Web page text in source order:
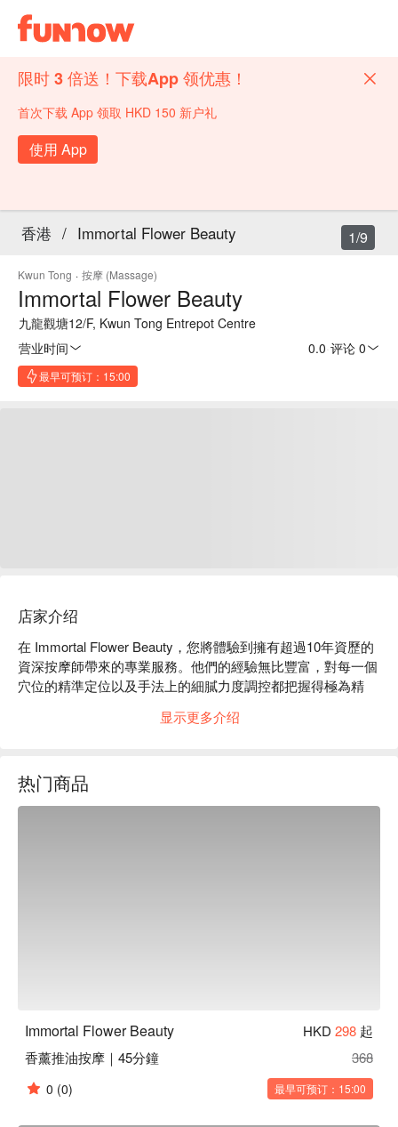
限时 3 倍送！下载App 领优惠！
首次下载 App 领取 HKD 150 新户礼
使用 App
香港 / Immortal Flower Beauty
Kwun Tong · 按摩 (Massage)
Immortal Flower Beauty
九龍觀塘12/F, Kwun Tong Entrepot Centre
营业时间
0.0 评论 0
最早可预订：15:00
1/9
店家介绍
在 Immortal Flower Beauty，您將體驗到擁有超過10年資歷的
資深按摩師帶來的專業服務。他們的經驗無比豐富，對每一個
穴位的精準定位以及手法上的細膩力度調控都把握得極為精
品質， Immortal Flower Beauty 引進了來自法國、西班牙、美
火純青的手法，為您帶來前所未有的舒適體驗。
显示更多介绍
热门商品
Immortal Flower Beauty HKD 298 起
香薰推油按摩｜45分鐘
368
0 (0) 最早可预订：15:00